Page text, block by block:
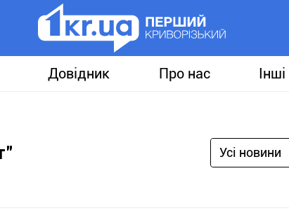
Довідник Про нас
Усі новини